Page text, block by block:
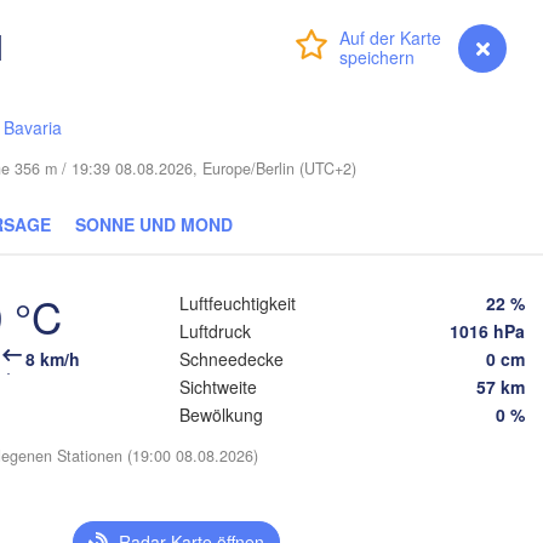
myVentusky Vorhersage
Bavaria
356 m / 19:39 08.08.2026, Europe/Berlin (UTC+2)
SONNE UND MOND
8 km/h
Luftfeuchtigkeit
22 %
Luftdruck
1016 hPa
Schneedecke
0 cm
Sichtweite
57 km
Bewölkung
0 %
Stationen (19:00 08.08.2026)
Мінск
(Minsk)
Львів
Баранавічы
Рівне
Пінск
(Pinsk)
Мазыр
Віцебск
(Viciebsk)